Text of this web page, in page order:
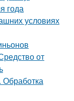
года
условиях
от